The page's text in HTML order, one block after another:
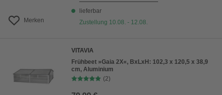
Merken
lieferbar
Zustellung 10.08. - 12.08.
VITAVIA
Frühbeet »Gaia 2X«, BxLxH: 102,3 x 120,5 x 38,9
cm, Aluminium
(2)